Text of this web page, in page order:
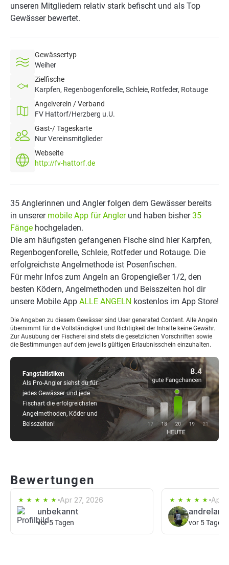
unseren Mitgliedern relativ stark befischt und als Top
Gewässer bewertet.
Gewässertyp
Weiher
Zielfische
Karpfen, Regenbogenforelle, Schleie, Rotfeder, Rotauge
Angelverein / Verband
FV Hattorf/Herzberg u.U.
Gast-/ Tageskarte
Nur Vereinsmitglieder
Webseite
http://fv-hattorf.de
Fangstatistiken
Als Pro-Angler siehst du für
jedes Gewässer und jede
Fischart die erfolgreichsten
Angelmethoden, Köder und
Beisszeiten!
35 Anglerinnen und Angler folgen dem Gewässer bereits
in unserer mobile App für Anglerund haben bisher35
Fänge hochgeladen.
Die am häufigsten gefangenen Fische sind hier Karpfen,
Regenbogenforelle, Schleie, Rotfeder und Rotauge. Die
erfolgreichste Angelmethode ist Posenfischen.
Für mehr Infos zum Angeln an Gropengießer 1/2, den
besten Ködern, Angelmethoden und Beisszeiten hol dir
unsere Mobile App ALLE ANGELN kostenlos im App Store!
Die Angaben zu diesem Gewässer sind User generated Content. Alle Angeln
übernimmt für die Vollständigkeit und Richtigkeit der Inhalte keine Gewähr.
Zur Ausübung der Fischerei sind stets die gesetzlichen Vorschriften sowie
die Bestimmungen auf dem jeweils gültigen Erlaubnisschein einzuhalten.
Bewertungen
Apr 27, 2026
unbekannt
vor 5 Tagen
Apr
vor 5 Tagen